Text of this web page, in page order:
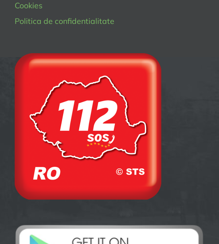
Cookies
Politica de confidentialitate